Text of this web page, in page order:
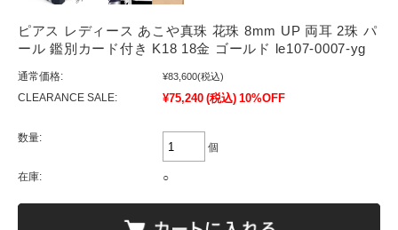
ピアス レディース あこや真珠 花珠 8mm UP 両耳 2珠 パ
ール 鑑別カード付き K18 18金 ゴールド le107-0007-yg
通常価格: ¥83,600(税込)
CLEARANCE SALE: ¥75,240 (税込) 10%OFF
数量:
個
在庫: ○